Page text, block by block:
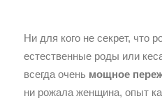
Ни для кого не секрет, что
естественные роды или
всегда очень мощное
ни рожала женщина, опыт